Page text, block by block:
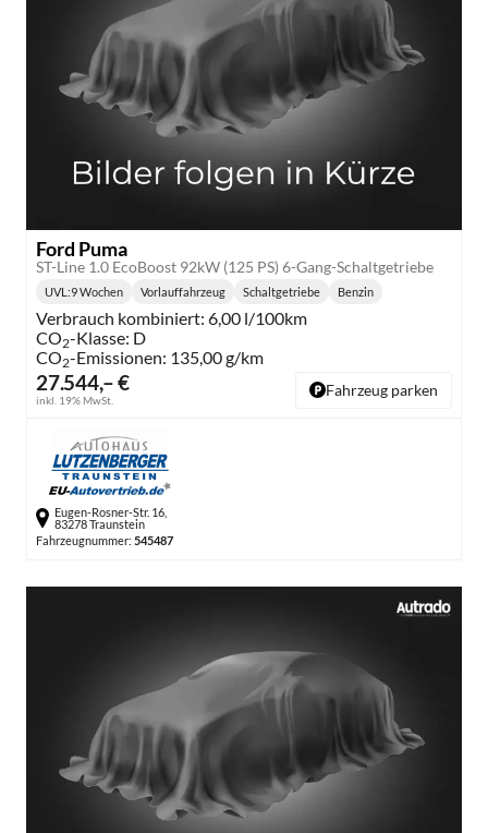
Ford Puma
ST-Line 1.0 EcoBoost 92kW (125 PS) 6-Gang-Schaltgetriebe
27.544,– €
inkl. 19% MwSt.
Lieferzeit:
UVL :9 Wochen Vorlauffahrzeug
Getriebe:
Schaltgetriebe
Kraftstoff:
Benzin
Verbrauch kombiniert: 6,00 l/100km
CO2-Klasse: D
CO2-Emissionen: 135,00 g/km
Fahrzeug parken
Eugen-Rosner-Str. 16,
83278 Traunstein
Fahrzeugnummer: 545487